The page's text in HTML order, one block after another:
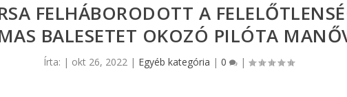
FELHÁBORODOTT A
BALESETET OKOZÓ PILÓTA
Írta: | okt 26, 2022| Egyéb kategória | 0 |